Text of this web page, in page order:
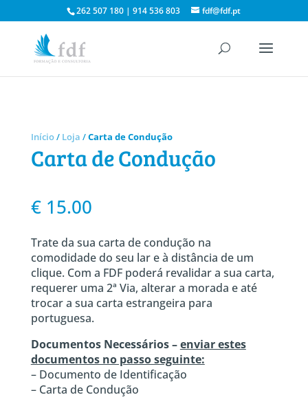
262 507 180 | 914 536 803 fdf@fdf.pt
Início/ Loja /Carta de Condução
Carta de Condução
€15.00
Trate da sua carta de condução na
comodidade do seu lar e à distância de um
clique. Com a FDF poderá revalidar a sua carta,
requerer uma 2ª Via, alterar a morada e até
trocar a sua carta estrangeira para
portuguesa.
Documentos Necessários –enviar estes
documentos no passo seguinte:
– Documento de Identificação
– Carta de Condução